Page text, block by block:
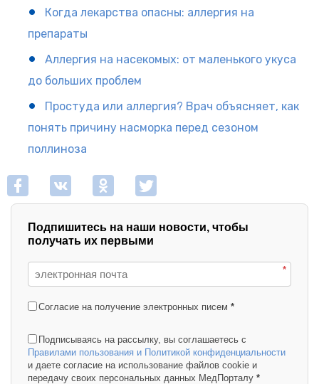
Когда лекарства опасны: аллергия на
препараты
Аллергия на насекомых: от маленького укуса
до больших проблем
Простуда или аллергия? Врач объясняет, как
понять причину насморка перед сезоном
поллиноза
Подпишитесь на наши новости, чтобы
получать их первыми
*
Согласие на получение электронных писем *
Подписываясь на рассылку, вы соглашаетесь с
Правилами пользования и Политикой конфиденциальности
и даете согласие на использование файлов cookie и
передачу своих персональных данных МедПорталу *